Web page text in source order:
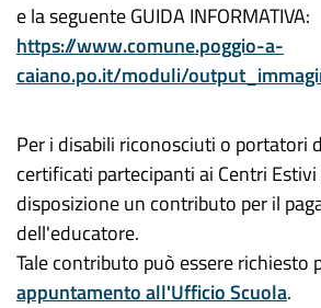
e la seguente GUIDA INFORMATIVA:
https://www.comune.poggio-a-
caiano.po.it/moduli/
Per i disabili riconosciuti o portatori
certificati partecipanti ai Centri
disposizione un contributo per il
dell'educatore.
Tale contributo può essere richiesto
appuntamento all'Ufficio Scuola.